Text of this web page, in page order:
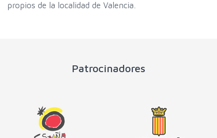
propios de la localidad de Valencia.
Patrocinadores